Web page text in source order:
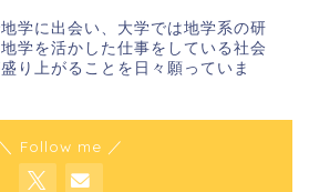
学に出会い、大学では地学系の研
学を活かした仕事をしている社会
り上がることを日々願っていま
＼ Follow me ／